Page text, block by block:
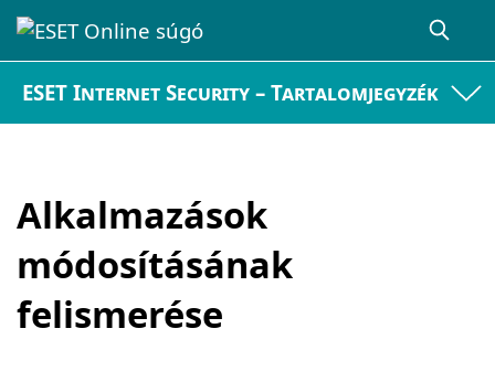
ESET Internet Security – Tartalomjegyzék
Alkalmazások
módosításának
felismerése